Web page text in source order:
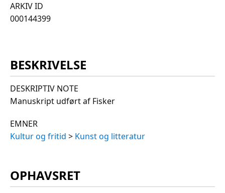
ARKIV ID
000144399
BESKRIVELSE
DESKRIPTIV NOTE
Manuskript udført af Fisker
EMNER
Kultur og fritid > Kunst og litteratur
OPHAVSRET